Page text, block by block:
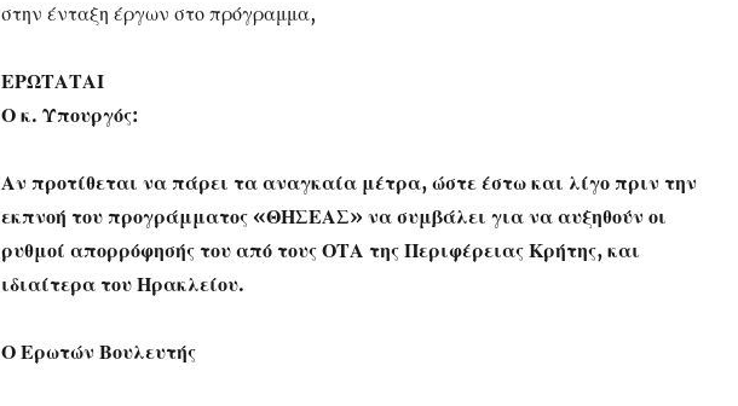
στην ένταξη έργων στο πρόγραμμα,
ΕΡΩΤΑΤΑΙ
Ο κ. Υπουργός:
Αν προτίθεται να πάρει τα αναγκαία μέτρα, ώστε έστω και λίγο πριν την
εκπνοή του προγράμματος «ΘΗΣΕΑΣ» να συμβάλει για να αυξηθούν οι
ρυθμοί απορρόφησής του από τους ΟΤΑ της Περιφέρειας Κρήτης, και
ιδιαίτερα του Ηρακλείου.
Ο Ερωτών Βουλευτής